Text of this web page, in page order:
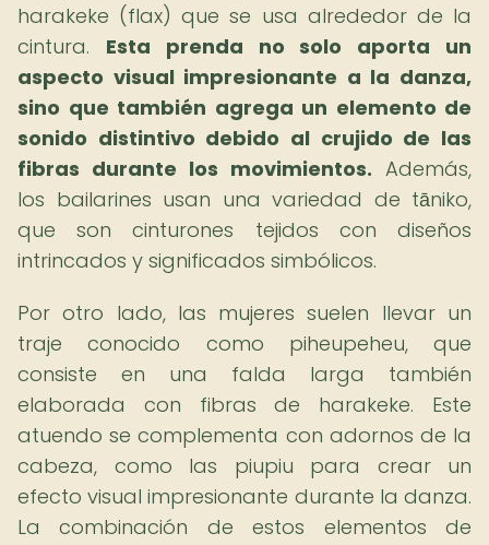
harakeke (flax) que se usa alrededor de la
cintura. Esta prenda no solo aporta un
aspecto visual impresionante a la danza,
sino que también agrega un elemento de
sonido distintivo debido al crujido de las
fibras durante los movimientos. Además,
los bailarines usan una variedad de tāniko,
que son cinturones tejidos con diseños
intrincados y significados simbólicos.
Por otro lado, las mujeres suelen llevar un
traje conocido como piheupeheu, que
consiste en una falda larga también
elaborada con fibras de harakeke. Este
atuendo se complementa con adornos de la
cabeza, como las piupiu para crear un
efecto visual impresionante durante la danza.
La combinación de estos elementos de